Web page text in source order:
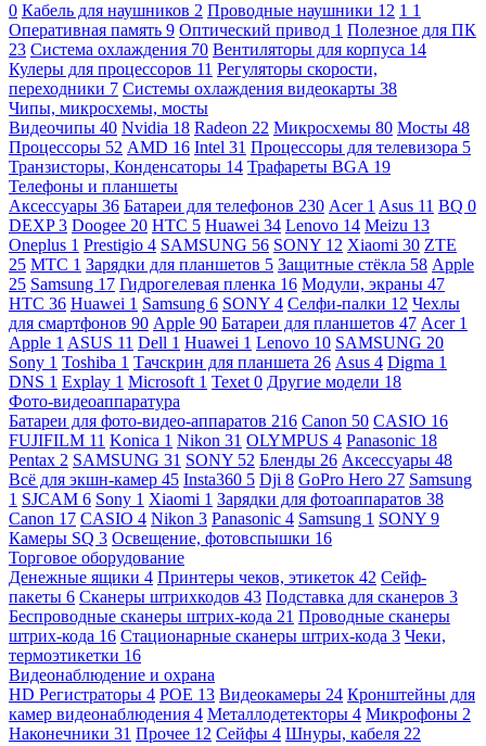
0 Кабель для наушников 2 Проводные наушники 12 1 1
Оперативная память 9 Оптический привод 1 Полезное для ПК
23 Система охлаждения 70 Вентиляторы для корпуса 14
Кулеры для процессоров 11 Регуляторы скорости,
переходники 7 Системы охлаждения видеокарты 38
Чипы, микросхемы, мосты
Видеочипы 40 Nvidia 18 Radeon 22 Микросхемы 80 Мосты 48
Процессоры 52 AMD 16 Intel 31 Процессоры для телевизора 5
Транзисторы, Конденсаторы 14 Трафареты BGA 19
Телефоны и планшеты
Аксессуары 36 Батареи для телефонов 230 Acer 1 Asus 11 BQ 0
DEXP3 Doogee 20 HTC 5 Huawei 34 Lenovo 14 Meizu 13
Oneplus 1 Prestigio 4 SAMSUNG 56 SONY 12 Xiaomi 30 ZTE
25 МТС 1 Зарядки для планшетов 5 Защитные стёкла 58 Apple
25 Samsung 17 Гидрогелевая пленка 16 Модули, экраны 47
HTC 36 Huawei 1 Samsung 6 SONY 4 Селфи-палки 12 Чехлы
для смартфонов 90 Apple 90 Батареи для планшетов 47 Acer 1
Apple 1 ASUS 11 Dell 1 Huawei 1 Lenovo 10 SAMSUNG 20
Sony 1 Toshiba 1 Тачскрин для планшета 26 Asus 4 Digma 1
DNS 1 Explay 1 Microsoft 1 Texet 0 Другие модели 18
Фото-видеоаппаратура
Батареи для фото-видео-аппаратов 216 Canon 50 CASIO 16
FUJIFILM 11 Konica 1 Nikon 31 OLYMPUS 4 Panasonic 18
Pentax 2 SAMSUNG 31 SONY 52 Бленды 26 Аксессуары 48
Всё для экшн-камер 45 Insta360 5 Dji 8 GoPro Hero 27 Samsung
1 SJCAM 6 Sony 1 Xiaomi 1 Зарядки для фотоаппаратов 38
Canon 17 CASIO 4 Nikon 3 Panasonic 4 Samsung 1 SONY 9
Камеры SQ 3 Освещение, фотовспышки 16
Торговое оборудование
Денежные ящики 4 Принтеры чеков, этикеток 42 Сейф-
пакеты 6 Сканеры штрихкодов 43 Подставка для сканеров 3
Беспроводные сканеры штрих-кода 21 Проводные сканеры
штрих-кода 16 Стационарные сканеры штрих-кода 3 Чеки,
термоэтикетки 16
Видеонаблюдение и охрана
HD Регистраторы 4 POE 13 Видеокамеры 24 Кронштейны для
камер видеонаблюдения 4 Металлодетекторы 4 Микрофоны 2
Наконечники 31 Прочее 12 Сейфы 4 Шнуры, кабеля 22